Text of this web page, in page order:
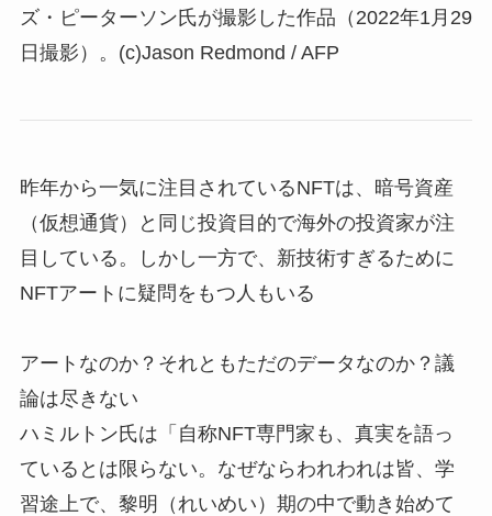
ズ・ピーターソン氏が撮影した作品（2022年1月29
日撮影）。(c)Jason Redmond / AFP
昨年から一気に注目されているNFTは、暗号資産
（仮想通貨）と同じ投資目的で海外の投資家が注
目している。しかし一方で、新技術すぎるために
NFTアートに疑問をもつ人もいる
アートなのか？それともただのデータなのか？議
論は尽きない
ハミルトン氏は「自称NFT専門家も、真実を語っ
ているとは限らない。なぜならわれわれは皆、学
習途上で、黎明（れいめい）期の中で動き始めて